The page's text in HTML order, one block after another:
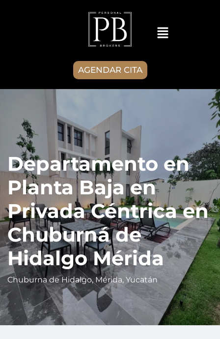
AGENDAR CITA
Departamento en
Planta Baja en
Privada Céntrica en
Chuburná de
Hidalgo Mérida
Chuburna de Hidalgo, Mérida, Yucatán